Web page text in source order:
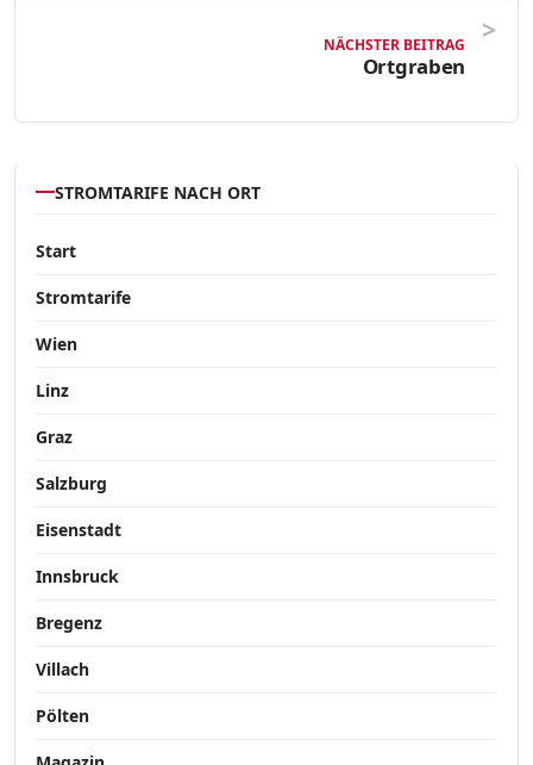
NÄCHSTER BEITRAG
Ortgraben
STROMTARIFE NACH ORT
Start
Stromtarife
Wien
Linz
Graz
Salzburg
Eisenstadt
Innsbruck
Bregenz
Villach
Pölten